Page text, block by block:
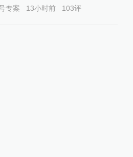
专案 13小时前 103评